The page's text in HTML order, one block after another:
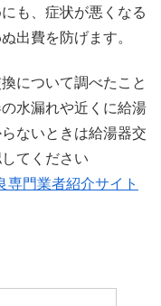
も、症状が悪くなる
出費を防げます。
について調べたこと
水漏れや近くに給湯
ないときは給湯器交
てください
専門業者紹介サイト